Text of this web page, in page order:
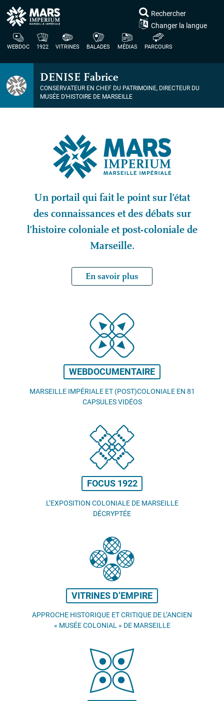
WEBDOC 1922 VITRINES BALADES MÉDIAS PARCOURS
Rechercher
Changer la langue
DENISE Fabrice
CONSERVATEUR EN CHEF DU PATRIMOINE, DIRECTEUR DU
MUSÉE D’HISTOIRE DE MARSEILLE
Un portail qui fait le point sur l’état
des connaissances et des débats sur
l’histoire coloniale et post-coloniale de
Marseille.
En savoir plus
WEBDOCUMENTAIRE
MARSEILLE IMPÉRIALE ET (POST)COLONIALE EN 81
CAPSULES VIDÉOS
FOCUS 1922
L’EXPOSITION COLONIALE DE MARSEILLE
DÉCRYPTÉE
VITRINES D’EMPIRE
APPROCHE HISTORIQUE ET CRITIQUE DE L’ANCIEN
« MUSÉE COLONIAL » DE MARSEILLE